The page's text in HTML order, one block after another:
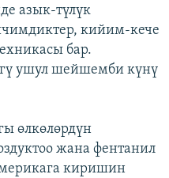
азык-түлүк
кийим-кече
бар.
ушул шейшемби күнү
өлкөлөрдүн
жана фентанил
киришин